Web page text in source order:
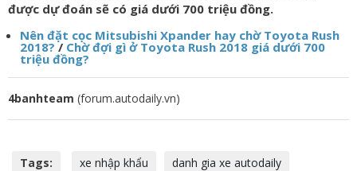
được dự đoán sẽ có giá dưới 700 triệu đồng.
Nên đặt cọc Mitsubishi Xpander hay chờ Toyota Rush
2018? / Chờ đợi gì ở Toyota Rush 2018 giá dưới 700
triệu đồng?
4banhteam (forum.autodaily.vn)
Tags: xe nhập khẩu danh gia xe autodaily